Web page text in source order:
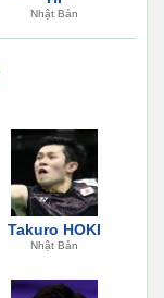
Nhật Bản
Takuro HOKI
Nhật Bản